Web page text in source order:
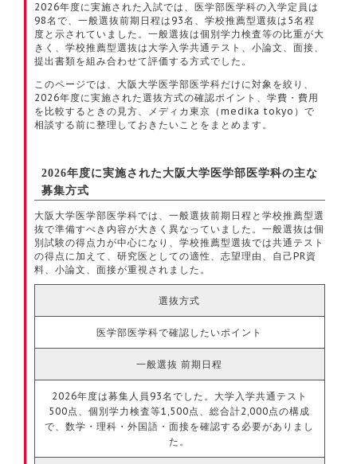
2026年度に実施された入試では、医学部医学科の入学定員は
98名で、一般選抜前期日程は93名、学校推薦型選抜は5名程
度と示されていました。一般選抜は個別学力検査等の比重が大
きく、学校推薦型選抜は大学入学共通テスト、小論文、面接、
提出書類を組み合わせて評価する方式でした。
このページでは、大阪大学医学部医学科だけに対象を絞り、
2026年度に実施された選抜方式の確認ポイント、学費・費用
を比較するときの見方、メディカ東京（medika tokyo）で
相談する前に整理しておきたいことをまとめます。
2026年度に実施された大阪大学医学部医学科の主な
募集方式
大阪大学医学部医学科では、一般選抜前期日程と学校推薦型選
抜で準備すべき内容が大きく異なっていました。一般選抜は個
別試験の得点力が中心になり、学校推薦型選抜では共通テスト
の得点に加えて、研究医としての適性、志望理由、自己PR資
料、小論文、面接が重視されました。
選抜方式
医学部医学科で確認したいポイント
一般選抜 前期日程
2026年度は募集人員93名でした。大学入学共通テスト
500点、個別学力検査等1,500点、総合計2,000点の構成
で、数学・理科・外国語・面接を確認する必要がありまし
た。